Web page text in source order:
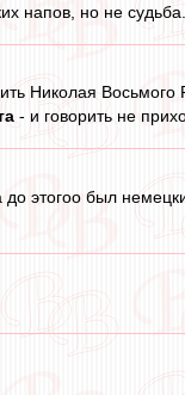
напов, но не судьба.
Николая Восьмого
- и говорить не
до этогоо был